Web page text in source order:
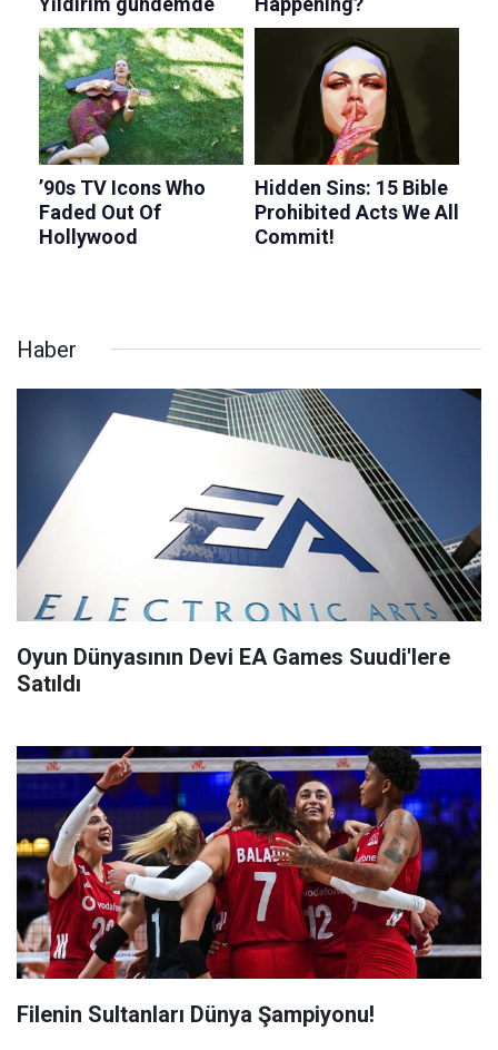
Haber
Oyun Dünyasının Devi EA Games Suudi'lere
Satıldı
Filenin Sultanları Dünya Şampiyonu!